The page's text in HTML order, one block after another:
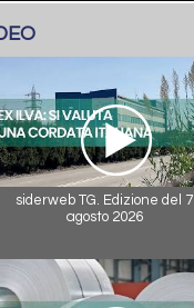
siderweb TG. Edizione del 7
agosto 2026